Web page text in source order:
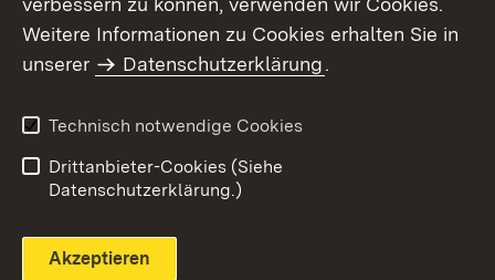
Themenübersicht
Weitere Informationen zu Cookies erhalten Sie in
unserer
Datenschutzerklärung.
Technisch notwendige Cookies
Drittanbieter-Cookies (Siehe
Datenschutzerklärung.)
Akzeptieren